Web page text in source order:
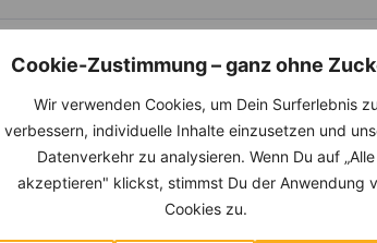
Cookie-Zustimmung – ganz ohne
Wir verwenden Cookies, um Dein Surferlebnis zu
verbessern, individuelle Inhalte einzusetzen und
Datenverkehr zu analysieren. Wenn Du auf „Alle
akzeptieren" klickst, stimmst Du der Anwendung
Cookies zu.